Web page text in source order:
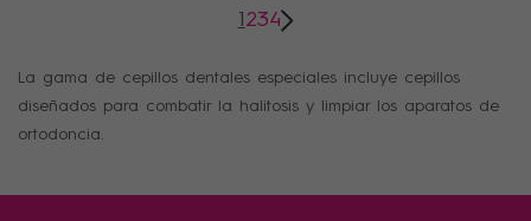
1 234
La gama de cepillos dentales especiales incluye cepillos
diseñados para combatir la halitosis y limpiar los aparatos de
ortodoncia.